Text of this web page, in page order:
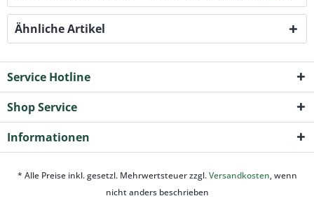
Ähnliche Artikel
Service Hotline
Shop Service
Informationen
* Alle Preise inkl. gesetzl. Mehrwertsteuer zzgl.Versandkosten, wenn
nicht anders beschrieben